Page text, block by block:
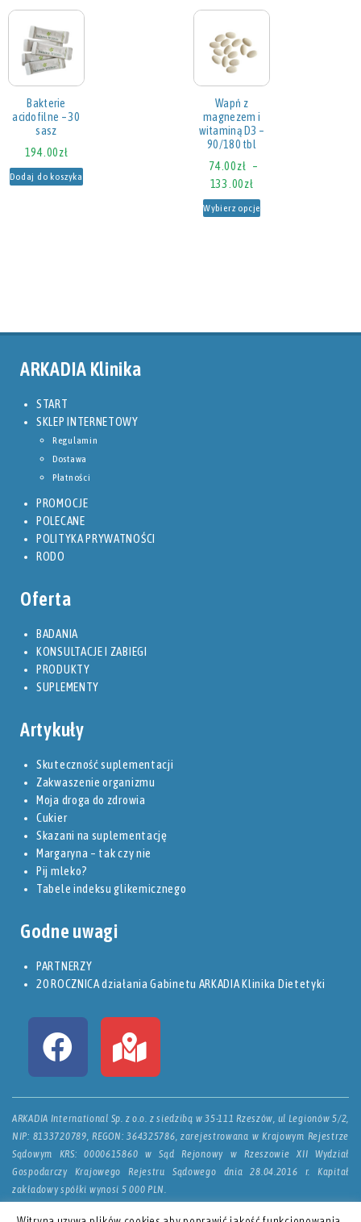
Bakterie
acidofilne – 30
sasz
194.00zł
Dodaj do koszyka
Wapń z
magnezem i
witaminą D3 –
90/180 tbl
74.00zł –
133.00zł
Wybierz opcje
ARKADIA Klinika
START
SKLEP INTERNETOWY
Regulamin
Dostawa
Płatności
PROMOCJE
POLECANE
POLITYKA PRYWATNOŚCI
RODO
Oferta
BADANIA
KONSULTACJE I ZABIEGI
PRODUKTY
SUPLEMENTY
Artykuły
Skuteczność suplementacji
Zakwaszenie organizmu
Moja droga do zdrowia
Cukier
Skazani na suplementację
Margaryna – tak czy nie
Pij mleko?
Tabele indeksu glikemicznego
Godne uwagi
PARTNERZY
20 ROCZNICA działania Gabinetu ARKADIA Klinika Dietetyki
ARKADIA International Sp. z o.o. z siedzibą w 35-111 Rzeszów, ul Legionów 5/2,
NIP: 8133720789, REGON: 364325786, zarejestrowana w Krajowym Rejestrze
Sądowym KRS: 0000615860 w Sąd Rejonowy w Rzeszowie XII Wydział
Gospodarczy Krajowego Rejestru Sądowego dnia 28.04.2016 r. Kapitał
zakładowy spółki wynosi 5 000 PLN.